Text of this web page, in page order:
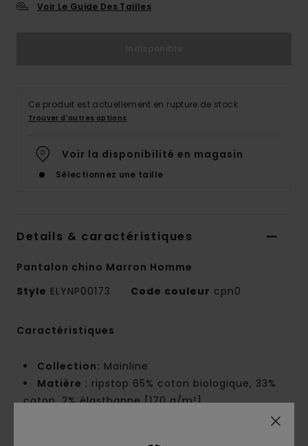
Voir Le Guide Des Tailles
Ce produit est actuellement en rupture de stock.
Trouver d'autres options
Voir la disponibilité en magasin
Sélectionnez une taille
Details & caractéristiques
Pantalon chino Marron Homme
Style ELYNP00173 Code couleur cpn0
Caractéristiques
Collection: Mainline
Matière : ripstop 65% coton biologique, 33%
coton, 2% élasthanne [170 g/m²]